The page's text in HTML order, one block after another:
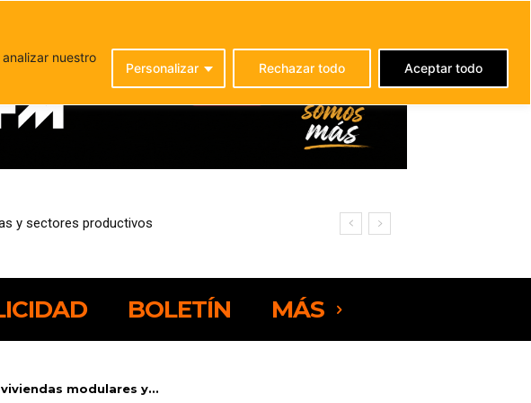
nuestro
Personalizar Rechazar todo Aceptar todo
y sectores productivos
edición de Neuromajo
BOLETÍN MÁS
modulares y...